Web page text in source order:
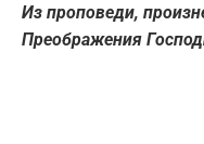
Из проповеди,
Преображения